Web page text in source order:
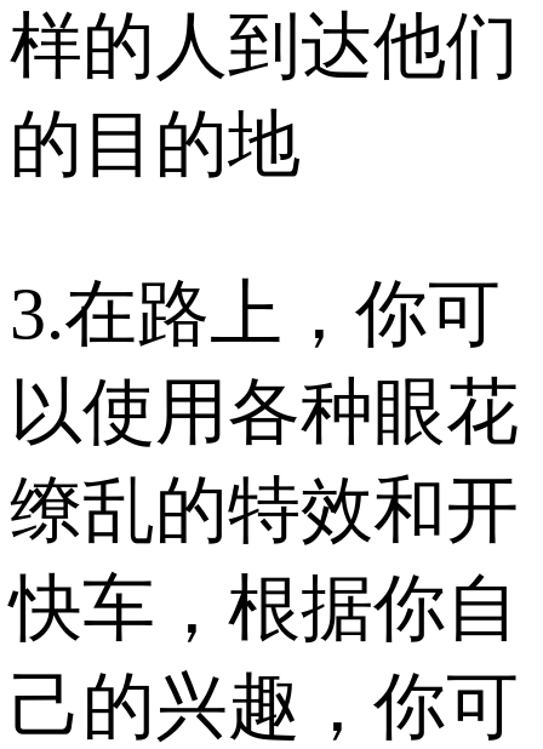
样的人到达他们
的目的地
3.在路上，你可
以使用各种眼花
缭乱的特效和开
快车，根据你自
己的兴趣，你可